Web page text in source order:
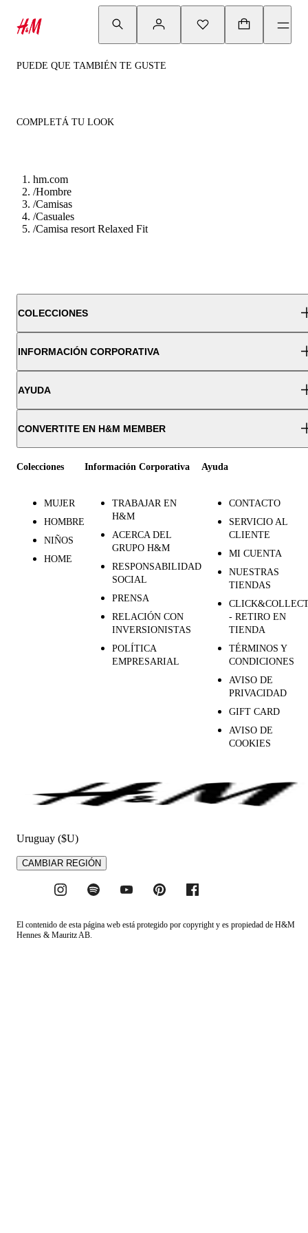
PUEDE QUE TAMBIÉN TE GUSTE
COMPLETÁ TU LOOK
hm.com
/Hombre
/Camisas
/Casuales
/Camisa resort Relaxed Fit
COLECCIONES
INFORMACIÓN CORPORATIVA
AYUDA
CONVERTITE EN H&M MEMBER
Colecciones
MUJER
HOMBRE
NIÑOS
HOME
Información Corporativa
TRABAJAR EN
H&M
ACERCA DEL
GRUPO H&M
RESPONSABILIDAD
SOCIAL
PRENSA
RELACIÓN CON
INVERSIONISTAS
POLÍTICA
EMPRESARIAL
Ayuda
CONTACTO
SERVICIO AL
CLIENTE
MI CUENTA
NUESTRAS
TIENDAS
- RETIRO EN
TIENDA
TÉRMINOS Y
CONDICIONES
AVISO DE
PRIVACIDAD
GIFT CARD
AVISO DE
COOKIES
Uruguay ($U)
CAMBIAR REGIÓN
El contenido de esta página web está protegido por copyright y es propiedad de H&M
Hennes & Mauritz AB.